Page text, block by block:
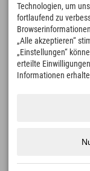
Bucketlist,
downloaden!
Zeit für Explorer
166
Bergseen und
Technologien, um
fortlaufend zu
„Alle akzeptieren“
„Einstellungen“
erteilte
Informationen